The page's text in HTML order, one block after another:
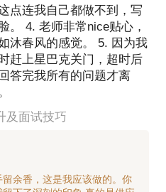
点连我自己都做不到，写
。 4. 老师非常nice贴心，
沐春风的感觉。 5. 因为我
赶上星巴克关门，超时后
答完我所有的问题才离
及面试技巧
余香，这是我应该做的。你